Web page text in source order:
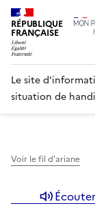
RÉPUBLIQUE
FRANÇAISE
Le site
situation de
Voir le fil d'ariane
Écouter